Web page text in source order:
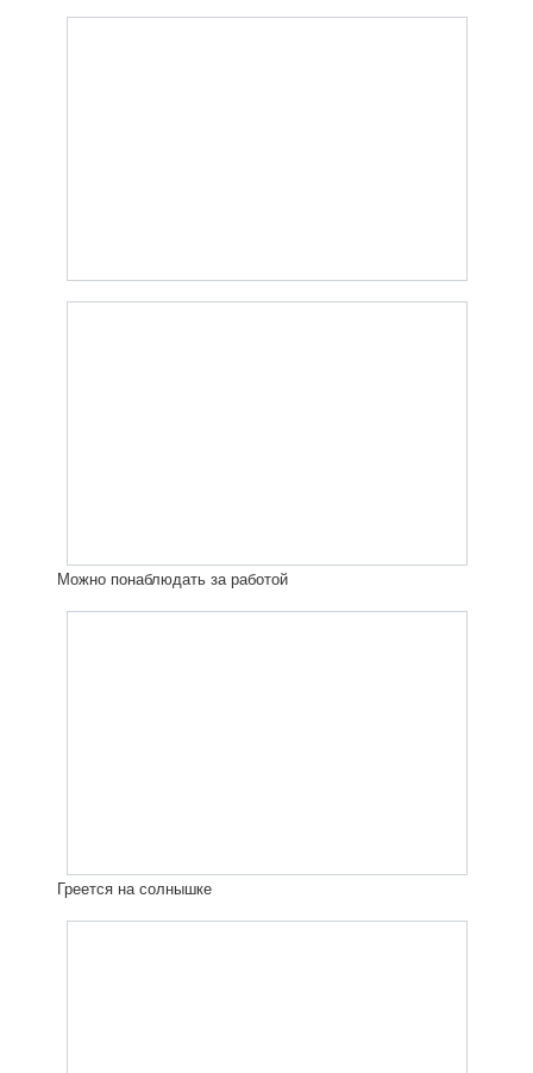
Можно понаблюдать за работой
Греется на солнышке